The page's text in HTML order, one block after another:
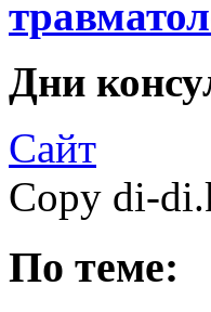
Дни
Сайт
Copy di-
По теме: